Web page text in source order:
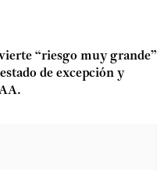
“riesgo muy grande”
de excepción y